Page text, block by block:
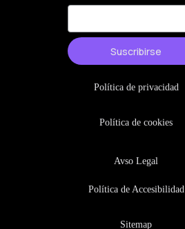
Suscribirse
Política de privacidad
Política de cookies
Avso Legal
Política de Accesibilidad
Sitemap